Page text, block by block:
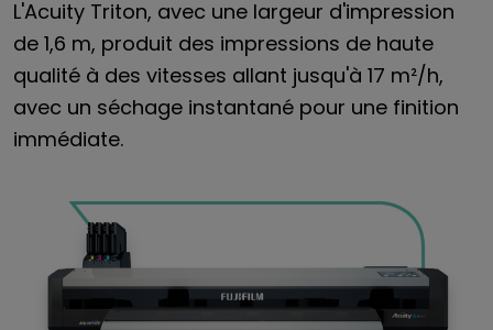
L'Acuity Triton, avec une largeur d'impression
de 1,6 m, produit des impressions de haute
qualité à des vitesses allant jusqu'à 17 m²/h,
avec un séchage instantané pour une finition
immédiate.